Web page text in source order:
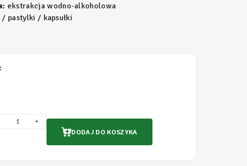
ekstrakcja wodno-alkoholowa
pastylki / kapsułki
+
DODAJ DO KOSZYKA